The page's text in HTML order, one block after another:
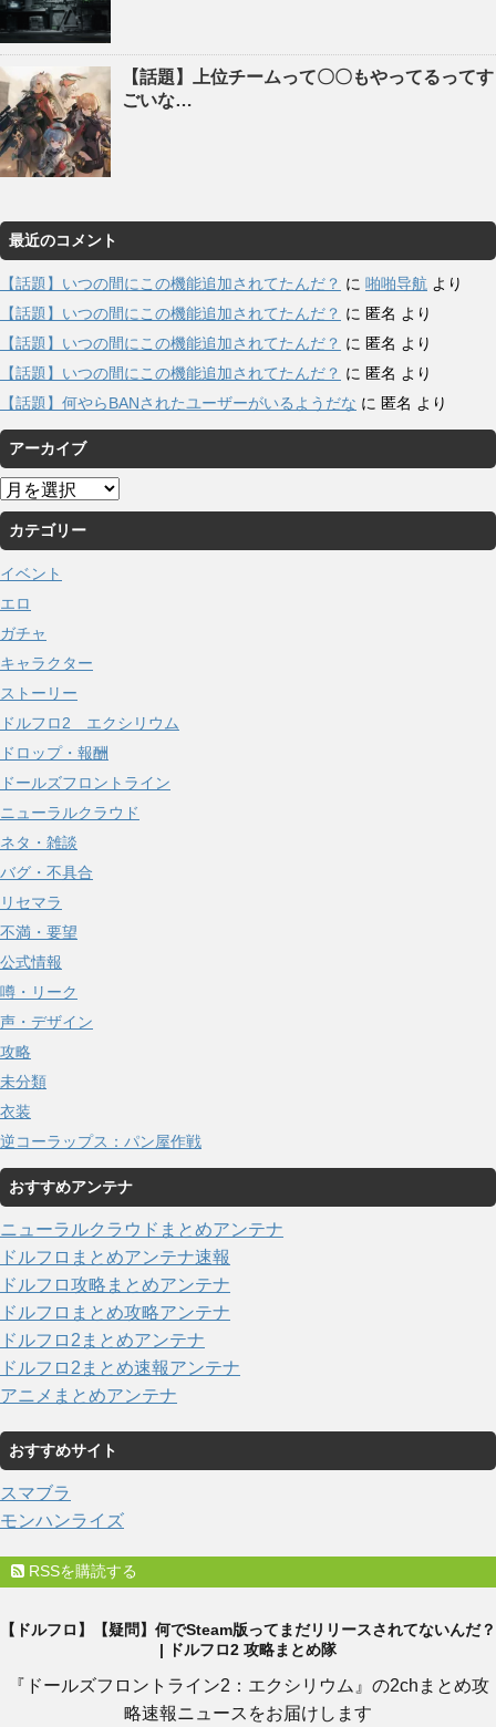
【話題】上位チームって〇〇もやってるってす
ごいな…
最近のコメント
【話題】いつの間にこの機能追加されてたんだ？ に 啪啪导航 より
【話題】いつの間にこの機能追加されてたんだ？ に 匿名 より
【話題】いつの間にこの機能追加されてたんだ？ に 匿名 より
【話題】いつの間にこの機能追加されてたんだ？ に 匿名 より
【話題】何やらBANされたユーザーがいるようだな に 匿名 より
アーカイブ
ア
ー
カ
イ
ブ
カテゴリー
イベント
エロ
ガチャ
キャラクター
ストーリー
ドルフロ2 エクシリウム
ドロップ・報酬
ドールズフロントライン
ニューラルクラウド
ネタ・雑談
バグ・不具合
リセマラ
不満・要望
公式情報
噂・リーク
声・デザイン
攻略
未分類
衣装
逆コーラップス：パン屋作戦
おすすめアンテナ
ニューラルクラウドまとめアンテナ
ドルフロまとめアンテナ速報
ドルフロ攻略まとめアンテナ
ドルフロまとめ攻略アンテナ
ドルフロ2まとめアンテナ
ドルフロ2まとめ速報アンテナ
アニメまとめアンテナ
おすすめサイト
スマブラ
モンハンライズ
RSSを購読する
【ドルフロ】【疑問】何でSteam版ってまだリリースされてないんだ？
| ドルフロ2 攻略まとめ隊
『ドールズフロントライン2：エクシリウム』の2chまとめ攻
略速報ニュースをお届けします